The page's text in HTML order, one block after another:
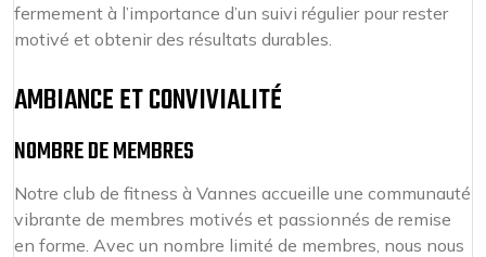
fermement à l’importance d’un suivi régulier pour rester
motivé et obtenir des résultats durables.
AMBIANCE ET CONVIVIALITÉ
NOMBRE DE MEMBRES
Notre club de fitness à Vannes accueille une communauté
vibrante de membres motivés et passionnés de remise
en forme. Avec un nombre limité de membres, nous nous